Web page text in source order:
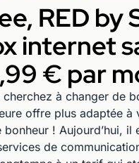
RED by
internet
€ par
cherchez à changer de
offre plus adaptée
bonheur ! Aujourd’hui, il
de